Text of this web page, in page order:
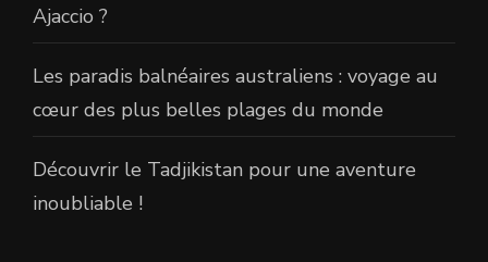
Ajaccio ?
Les paradis balnéaires australiens : voyage au
cœur des plus belles plages du monde
Découvrir le Tadjikistan pour une aventure
inoubliable !